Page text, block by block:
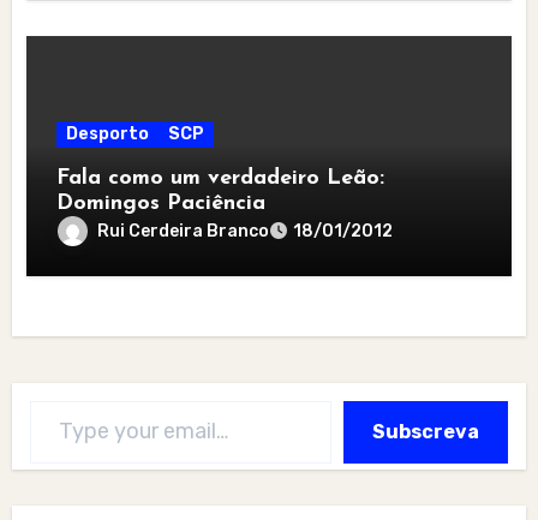
Desporto SCP
Fala como um verdadeiro Leão:
Domingos Paciência
Rui Cerdeira Branco 18/01/2012
Subscreva